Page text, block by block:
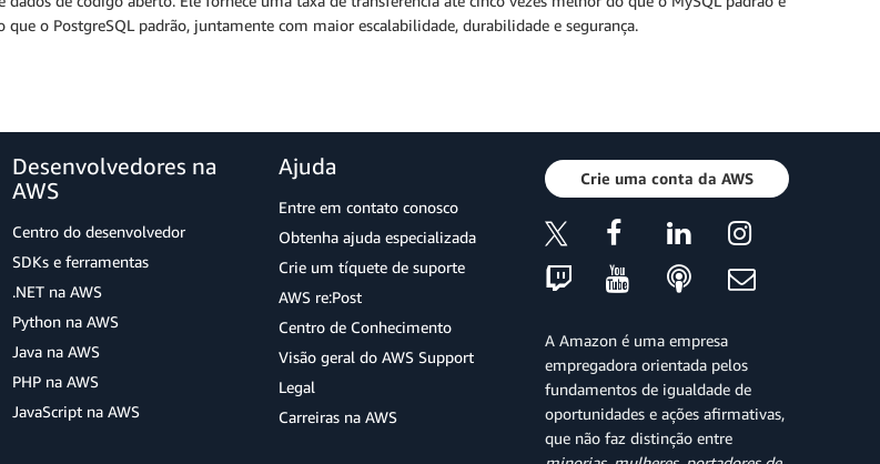
que o PostgreSQL padrão, juntamente com maior escalabilidade, durabilidade e segurança.
Desenvolvedores na
AWS
Centro do desenvolvedor
SDKs e ferramentas
.NET na AWS
Python na AWS
Java na AWS
PHP na AWS
JavaScript na AWS
Ajuda
Entre em contato conosco
Obtenha ajuda especializada
Crie um tíquete de suporte
AWS re:Post
Centro de Conhecimento
Visão geral do AWS Support
Legal
Carreiras na AWS
Crie uma conta da AWS
A Amazon é uma empresa
empregadora orientada pelos
fundamentos de igualdade de
oportunidades e ações afirmativas,
que não faz distinção entre